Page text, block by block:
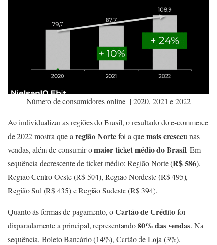
Número de consumidores online | 2020, 2021 e 2022
Ao individualizar as regiões do Brasil, o resultado do e-commerce
de 2022 mostra que a região Nortefoi a quemais cresceunas
vendas, além de consumir omaior ticket médio do Brasil. Em
sequência decrescente de ticket médio: Região Norte (R$ 586),
Região Centro Oeste (R$ 504), Região Nordeste (R$ 495),
Região Sul (R$ 435) e Região Sudeste (R$ 394).
Quanto às formas de pagamento, oCartão de Créditofoi
disparadamente a principal, representando80% das vendas. Na
sequência, Boleto Bancário (14%), Cartão de Loja (3%),